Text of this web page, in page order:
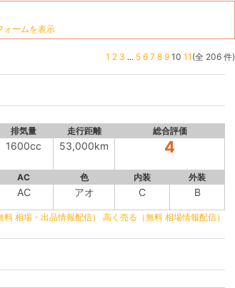
ォームを表示
1 2 3 ... 5 6 7 8 910 11 (全 206 件)
排気量 走行距離 総合評価
1600cc 53,000km 4
AC 色 内装 外装
AC アオ C B
相場・出品情報配信） 高く売る（無料 相場情報配信）